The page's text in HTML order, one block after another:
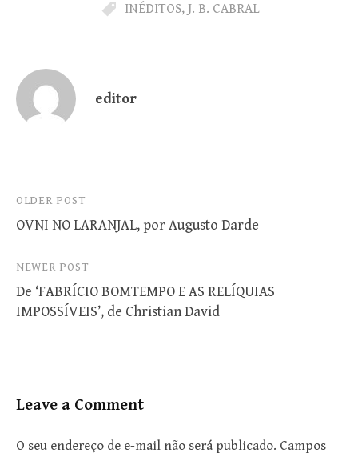
INÉDITOS, J. B. CABRAL
editor
Post
navigation
OLDER POST
OVNI NO LARANJAL, por Augusto Darde
NEWER POST
De ‘FABRÍCIO BOMTEMPO E AS RELÍQUIAS
IMPOSSÍVEIS’, de Christian David
Leave a Comment
O seu endereço de e-mail não será publicado. Campos